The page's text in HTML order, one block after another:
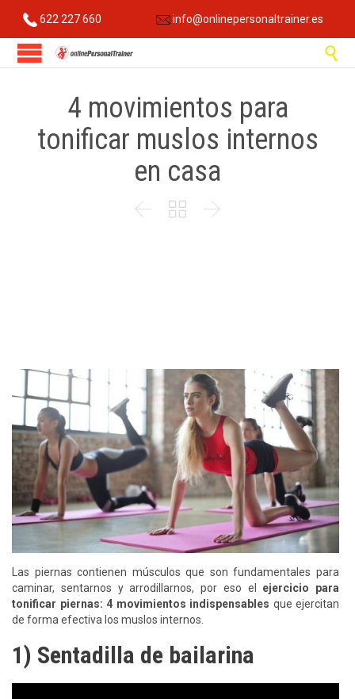
622 227 660 info@onlinepersonaltrainer.es

4 movimientos para
tonificar muslos internos
en casa
  
Las piernas contienen músculos que son fundamentales para
caminar, sentarnos y arrodillarnos, por eso el ejercicio para
tonificar piernas: 4 movimientos indispensables que ejercitan
de forma efectiva los muslos internos.
1) Sentadilla de bailarina